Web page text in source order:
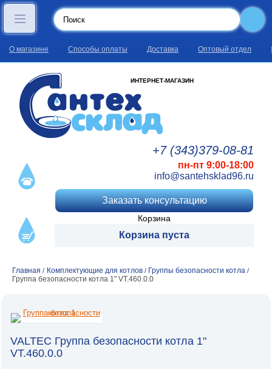
О магазине Способы оплаты Доставка Оптовый отдел
ИНТЕРНЕТ-МАГАЗИН
+7 (343)379-08-81
пн-пт 9:00-18:00
info@santehsklad96.ru
Заказать консультацию
Корзина
Корзина пуста
Главная / Комплектующие для котлов / Группы безопасности котла /
Группа безопасности котла 1" VT.460.0.0
VALTEC Группа безопасности котла 1"
VT.460.0.0